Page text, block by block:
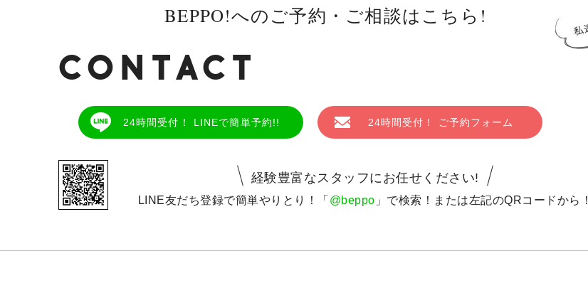
BEPPO!へのご予約・ご相談はこちら!
CONTACT
24時間受付！ LINEで簡単予約!! 24時間受付！ ご予約フォーム
経験豊富なスタッフにお任せください!
LINE友だち登録で簡単やりとり！「 @beppo 」で検索！または左記のQRコードから！